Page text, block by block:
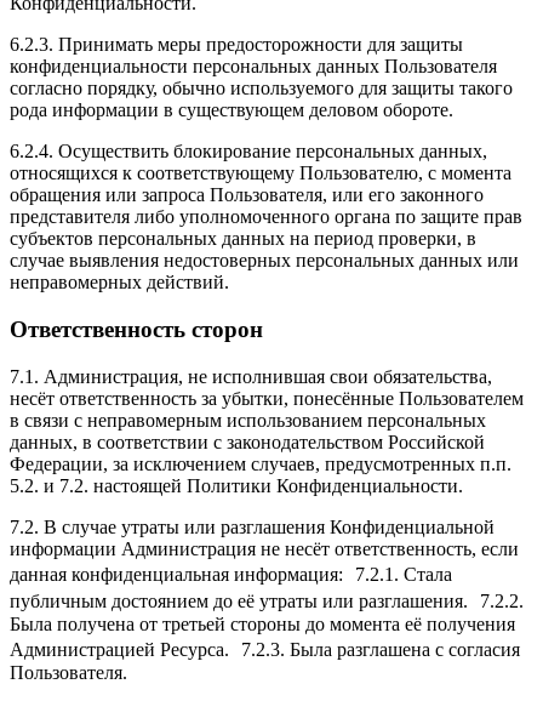
6.2.3. Принимать меры предосторожности для защиты
конфиденциальности персональных данных Пользователя
согласно порядку, обычно используемого для защиты такого
рода информации в существующем деловом обороте.
6.2.4. Осуществить блокирование персональных данных,
относящихся к соответствующему Пользователю, с момента
обращения или запроса Пользователя, или его законного
представителя либо уполномоченного органа по защите прав
субъектов персональных данных на период проверки, в
случае выявления недостоверных персональных данных или
неправомерных действий.
Ответственность сторон
7.1. Администрация, не исполнившая свои обязательства,
несёт ответственность за убытки, понесённые Пользователем
в связи с неправомерным использованием персональных
данных, в соответствии с законодательством Российской
Федерации, за исключением случаев, предусмотренных п.п.
5.2. и 7.2. настоящей Политики Конфиденциальности.
7.2. В случае утраты или разглашения Конфиденциальной
информации Администрация не несёт ответственность, если
данная конфиденциальная информация: 7.2.1. Стала
публичным достоянием до её утраты или разглашения. 7.2.2.
Была получена от третьей стороны до момента её получения
Администрацией Ресурса. 7.2.3. Была разглашена с согласия
Пользователя.